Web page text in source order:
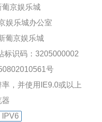
葡京娱乐城
娱乐城办公室
葡京娱乐城
标识码：3205000002
号
，并使用IE9.0或以上
器
IPV6